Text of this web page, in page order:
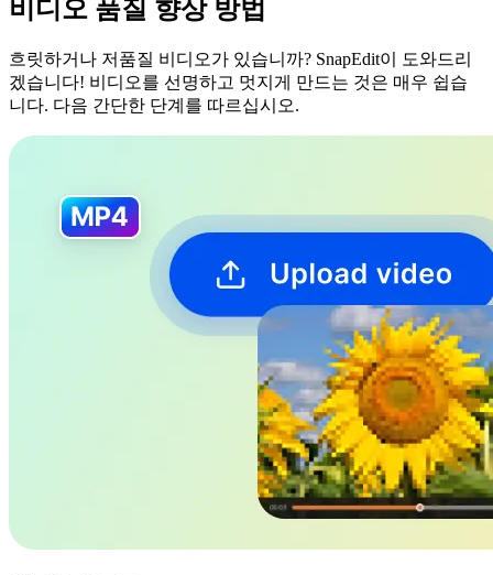
비디오 품질 향상 방법
흐릿하거나 저품질 비디오가 있습니까? SnapEdit이 도와드리
겠습니다! 비디오를 선명하고 멋지게 만드는 것은 매우 쉽습
니다. 다음 간단한 단계를 따르십시오.